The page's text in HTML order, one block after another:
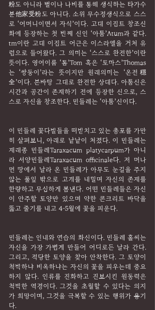
粉도 아니라 벌이나 나비를 통해 생식하는 타가수
분他家受粉도 아니다. 소위 무수정생식으로 스스
로 ‘어머니이면서 자식’이다. 고대 이집트 창조신
화에 등장하는 첫 번째 신인 ‘아툼’Atum과 같다.
tm이란 고대 이집트 어근은 이스라엘을 거처 유
럽으로 들어왔다. 그 의미는 ‘스스로 완전한’이란
뜻이다. 영어이름 ‘톰’Tom 혹은 ‘토마스’Thomas
는 ‘쌍둥이’라는 뜻이지만 원래의미는 ‘온전穩
全’이다. 본바탕 그대로 완전한 상태다. 아툼신은
시간과 공간이 존재하기 전에 등장한 신으로, 스
스로 자신을 창조한다. 민들레는 ‘아툼’신이다.
이 민들레 꽃다발들을 떠받치고 있는 총포를 가만
히 살펴보니, 아래로 낱낱이 처졌다. 이 민들레는
재래종 민들레Taraxacum platycarpum가 아니
라 서양민들레Taraxacum officinale다. 저 머나
먼 땅에서 날라 온 민들레가 아무도 눈길을 주지
않는 풀잎 밖으로 고개를 내밀며 자신의 존재를
한량하고 무심하게 뽐낸다. 어떤 민들레들은 자신
이 안주할 토양만 있으며 약한 콘크리트 바닥을
뚫고 줄기를 내고 4-5월에 꽃을 피운다.
민들레는 인내와 연습의 화신이다. 민들레 홀씨는
자신을 가장 가볍게 만들어 어디로든 날라 간다.
그리고, 적당한 토양을 찾아 안착한다. 그 토양이
척박하냐 비옥하냐는 자신의 꽃을 피우는데 중요
하지 않다. 인류를 진화하고 진보시킨 원동력은
척박한 역경이다. 그것을 초월할 수 있다는 의지
가 희망이며, 그것을 극복할 수 있는 행위가 용기
다.